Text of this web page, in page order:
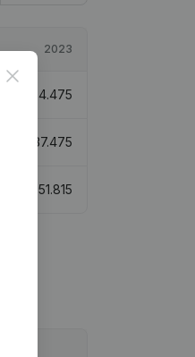
2023
34.475
37.475
51.815
Close